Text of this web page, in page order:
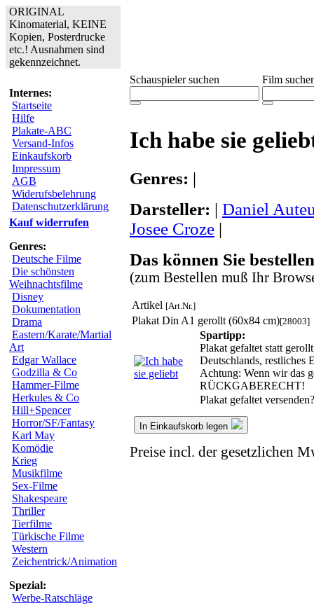
ORIGINAL
Kinomaterial, KEINE
Kopien, Posterdrucke
etc.! Ausnahmen sind
gekennzeichnet.
Internes:
Startseite
Hilfe
Plakate-ABC
Versand-Infos
Einkaufskorb
Impressum
AGB
Widerufsbelehrung
Datenschutzerklärung
Kauf widerrufen
Genres:
Deutsche Filme
Die schönsten
Weihnachtsfilme
Disney
Dokumentation
Drama
Eastern/Karate/Martial
Art
Edgar Wallace
Godzilla & Co
Hammer-Filme
Herkules & Co
Hill+Spencer
Horror/SF/Fantasy
Karl May
Komödie
Krieg
Musikfilme
Sex-Filme
Shakespeare
Thriller
Tierfilme
Türkische Filme
Western
Zeichentrick/Animation
Spezial:
Werbe-Ratschläge
Schauspieler suchen Film
Ich habe sie
Genres: |
Darsteller: | Daniel
Josee Croze |
Das können Sie
(zum Bestellen muß Ihr
Artikel [Art.Nr.]
Plakat Din A1 gerollt (60x84 cm)[28003]
Spartipp:
Plakat gefaltet statt
Deutschlands, restliches
Achtung: Wenn wir das
RÜCKGABERECHT!
Plakat gefaltet
In Einkaufskorb legen
Preise incl. der gesetzlichen